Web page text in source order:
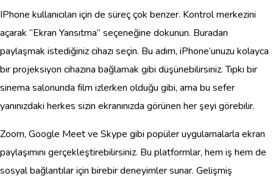
IPhone kullanıcıları için de süreç çok benzer. Kontrol merkezini
açarak “Ekran Yansıtma” seçeneğine dokunun. Buradan
paylaşmak istediğiniz cihazı seçin. Bu adım, iPhone’unuzu kolayca
bir projeksiyon cihazına bağlamak gibi düşünebilirsiniz. Tıpkı bir
sinema salonunda film izlerken olduğu gibi, ama bu sefer
yanınızdaki herkes sizin ekranınızda görünen her şeyi görebilir.
Zoom, Google Meet ve Skype gibi popüler uygulamalarla ekran
paylaşımını gerçekleştirebilirsiniz. Bu platformlar, hem iş hem de
sosyal bağlantılar için birebir deneyimler sunar. Gelişmiş